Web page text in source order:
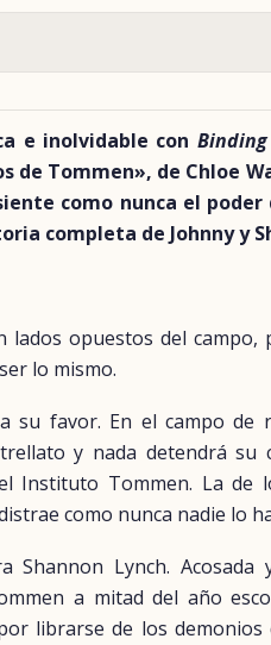
e inolvidable con
de Tommen», de Chloe
como nunca el
completa de Johnny y
lados opuestos del campo,
lo mismo.
su favor. En el campo de
y nada detendrá su
Instituto Tommen. La de
como nunca nadie lo
Shannon Lynch.
a mitad del año
librarse de los demonios